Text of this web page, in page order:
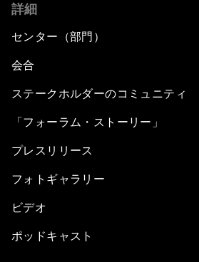
詳細
センター（部門）
会合
ステークホルダーのコミュニティ
「フォーラム・ストーリー」
プレスリリース
フォトギャラリー
ビデオ
ポッドキャスト